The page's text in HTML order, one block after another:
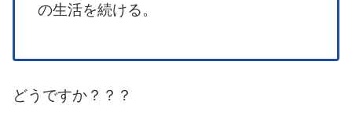
の生活を続ける。
どうですか？？？